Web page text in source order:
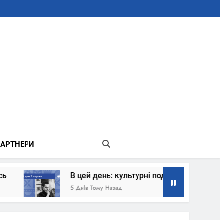
В цей день: культурні події 2 серпня – що сталось
5 Днів Тому Назад